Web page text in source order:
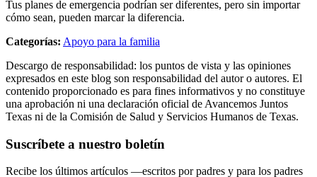
Tus planes de emergencia podrían ser diferentes, pero sin importar
cómo sean, pueden marcar la diferencia.
Categorías: Apoyo para la familia
Descargo de responsabilidad: los puntos de vista y las opiniones
expresados en este blog son responsabilidad del autor o autores. El
contenido proporcionado es para fines informativos y no constituye
una aprobación ni una declaración oficial de Avancemos Juntos
Texas ni de la Comisión de Salud y Servicios Humanos de Texas.
Suscríbete a nuestro boletín
Recibe los últimos artículos —escritos por padres y para los padres